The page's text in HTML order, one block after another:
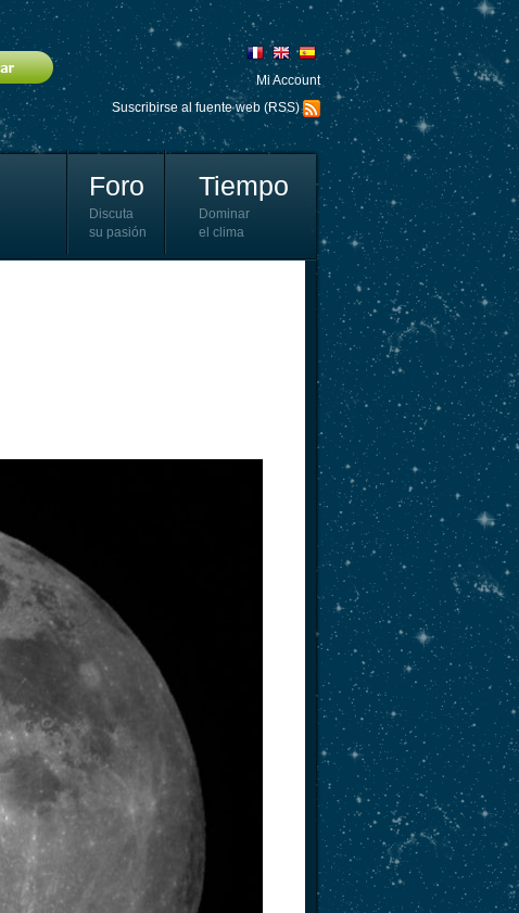
Mi Account
Suscribirse al fuente web (RSS)
Foro
Discuta
su pasión
Tiempo
Dominar
el clima